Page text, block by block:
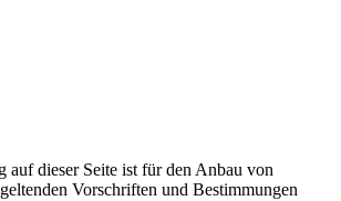
auf dieser Seite ist für den Anbau von
Vorschriften und Bestimmungen